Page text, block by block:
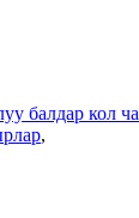
балдар кол
,